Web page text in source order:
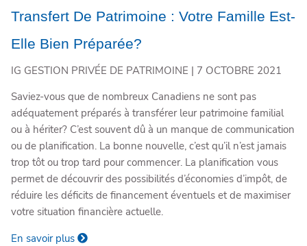
Transfert De Patrimoine : Votre Famille Est-
Elle Bien Préparée?
IG GESTION PRIVÉE DE PATRIMOINE | 7 OCTOBRE 2021
Saviez-vous que de nombreux Canadiens ne sont pas
adéquatement préparés à transférer leur patrimoine familial
ou à hériter? C’est souvent dû à un manque de communication
ou de planification. La bonne nouvelle, c’est qu’il n’est jamais
trop tôt ou trop tard pour commencer. La planification vous
permet de découvrir des possibilités d’économies d’impôt, de
réduire les déficits de financement éventuels et de maximiser
votre situation financière actuelle.
En savoir plus